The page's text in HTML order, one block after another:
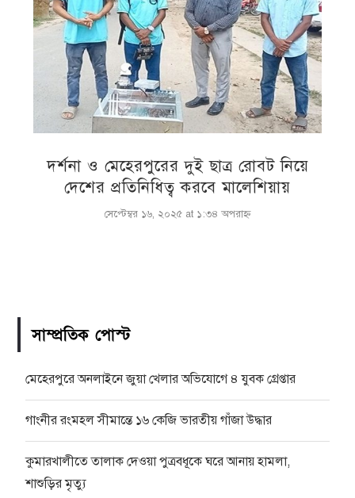
দর্শনা ও মেহেরপুরের দুই ছাত্র রোবট নিয়ে
দেশের প্রতিনিধিত্ব করবে মালেশিয়ায়
সেপ্টেম্বর ১৬, ২০২৫ at ১:৩৪ অপরাহ্ণ
সাম্প্রতিক পোস্ট
মেহেরপুরে অনলাইনে জুয়া খেলার অভিযোগে ৪ যুবক গ্রেপ্তার
গাংনীর রংমহল সীমান্তে ১৬ কেজি ভারতীয় গাঁজা উদ্ধার
কুমারখালীতে তালাক দেওয়া পুত্রবধূকে ঘরে আনায় হামলা,
শাশুড়ির মৃত্যু